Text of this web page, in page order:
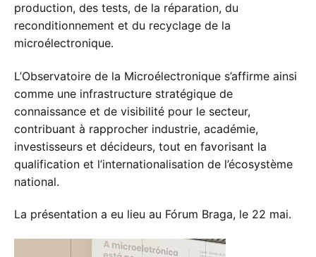
production, des tests, de la réparation, du
reconditionnement et du recyclage de la
microélectronique.
L’Observatoire de la Microélectronique s’affirme ainsi
comme une infrastructure stratégique de
connaissance et de visibilité pour le secteur,
contribuant à rapprocher industrie, académie,
investisseurs et décideurs, tout en favorisant la
qualification et l’internationalisation de l’écosystème
national.
La présentation a eu lieu au Fórum Braga, le 22 mai.